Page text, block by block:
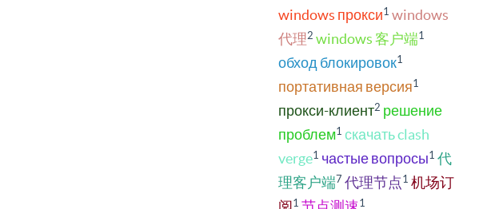
windows прокси1 windows
代理2 windows 客户端1
обход блокировок1
портативная версия1
прокси-клиент2 решение
проблем1 скачать clash
verge1 частые вопросы1 代
理客户端7 代理节点 1 机场订
1 1